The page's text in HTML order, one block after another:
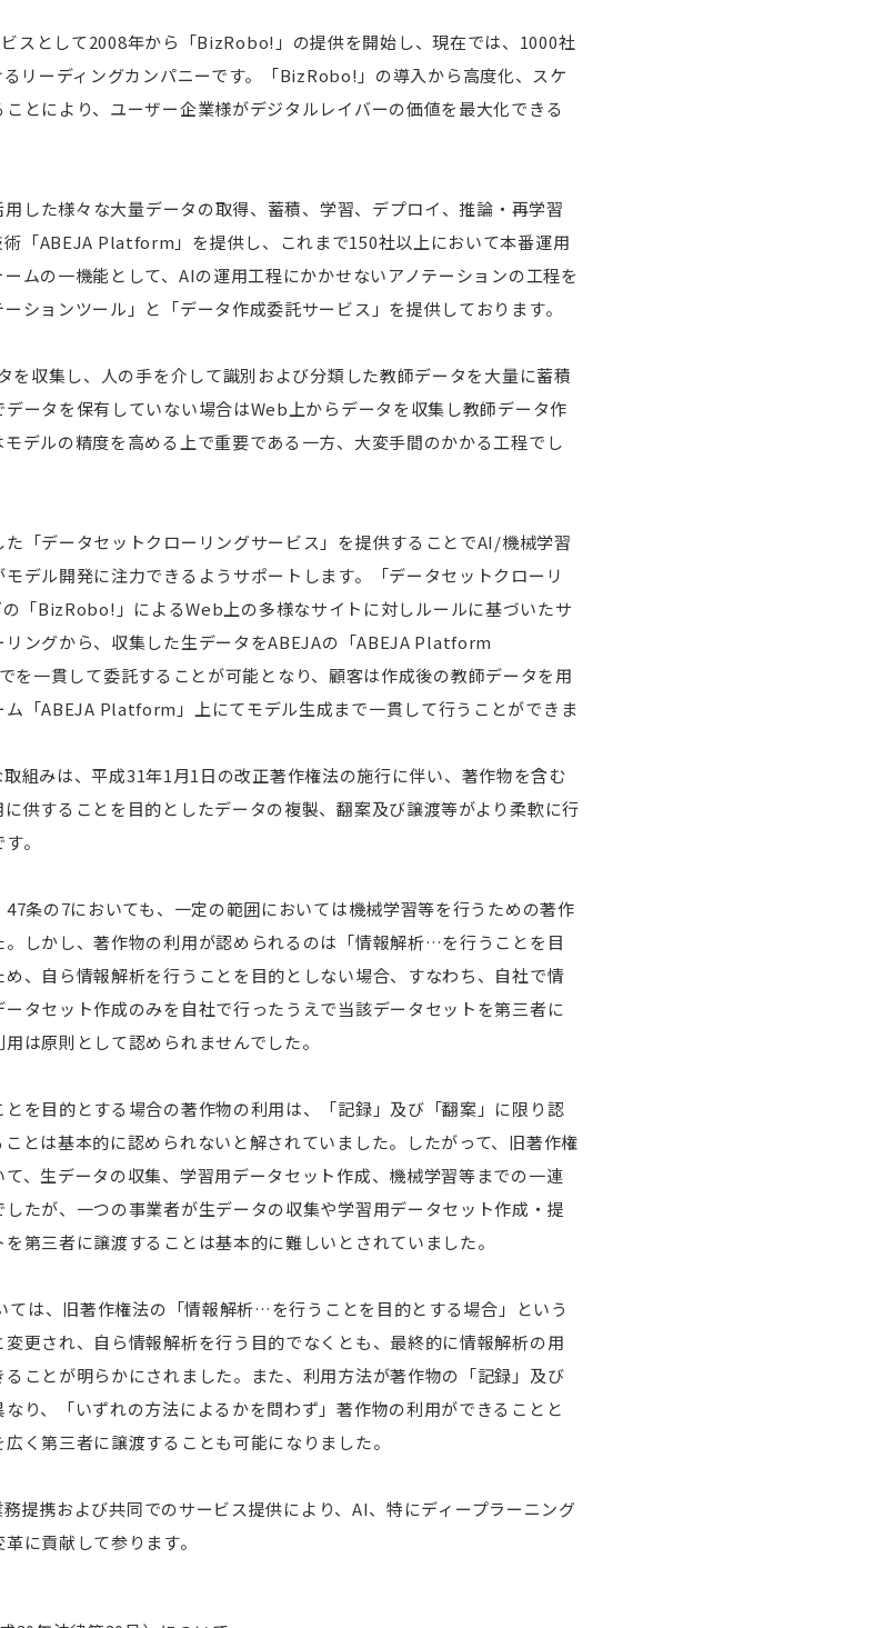
スとして2008年から「BizRobo!」の提供を開始し、現在では、1000社
リーディングカンパニーです。「BizRobo!」の導入から高度化、スケ
とにより、ユーザー企業様がデジタルレイバーの価値を最大化できる
した様々な大量データの取得、蓄積、学習、デプロイ、推論・再学習
「ABEJA Platform」を提供し、これまで150社以上において本番運用
ムの一機能として、AIの運用工程にかかせないアノテーションの工程を
ションツール」と「データ作成委託サービス」を提供しております。
収集し、人の手を介して識別および分類した教師データを大量に蓄積
ータを保有していない場合はWeb上からデータを収集し教師データ作
デルの精度を高める上で重要である一方、大変手間のかかる工程でし
「データセットクローリングサービス」を提供することでAI/機械学習
デル開発に注力できるようサポートします。「データセットクローリ
「BizRobo!」によるWeb上の多様なサイトに対しルールに基づいたサ
ングから、収集した生データをABEJAの「ABEJA Platform
一貫して委託することが可能となり、顧客は作成後の教師データを用
ム「ABEJA Platform」上にてモデル生成まで一貫して行うことができま
組みは、平成31年1月1日の改正著作権法の施行に伴い、著作物を含む
供することを目的としたデータの複製、翻案及び譲渡等がより柔軟に行
。
条の7においても、一定の範囲においては機械学習等を行うための著作
しかし、著作物の利用が認められるのは「情報解析…を行うことを目
、自ら情報解析を行うことを目的としない場合、すなわち、自社で情
タセット作成のみを自社で行ったうえで当該データセットを第三者に
は原則として認められませんでした。
を目的とする場合の著作物の利用は、「記録」及び「翻案」に限り認
とは基本的に認められないと解されていました。したがって、旧著作権
、生データの収集、学習用データセット作成、機械学習等までの一連
たが、一つの事業者が生データの収集や学習用データセット作成・提
第三者に譲渡することは基本的に難しいとされていました。
ては、旧著作権法の「情報解析…を行うことを目的とする場合」という
更され、自ら情報解析を行う目的でなくとも、最終的に情報解析の用
ことが明らかにされました。また、利用方法が著作物の「記録」及び
なり、「いずれの方法によるかを問わず」著作物の利用ができることと
く第三者に譲渡することも可能になりました。
提携および共同でのサービス提供により、AI、特にディープラーニング
に貢献して参ります。